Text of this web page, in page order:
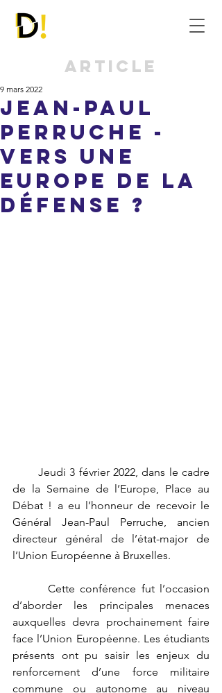
Article
Jean-Paul
Perruche -
Vers une
Europe de la
défense ?
9 mars 2022
       Jeudi 3 février 2022, dans le cadre
de la Semaine de l’Europe, Place au
Débat ! a eu l’honneur de recevoir le
Général Jean-Paul Perruche, ancien
directeur général de l’état-major de
l’Union Européenne à Bruxelles.
       Cette conférence fut l’occasion
d’aborder les principales menaces
auxquelles devra prochainement faire
face l’Union Européenne. Les étudiants
présents ont pu saisir les enjeux du
renforcement d’une force militaire
commune ou autonome au niveau